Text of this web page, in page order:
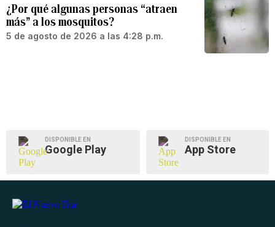
¿Por qué algunas personas “atraen
más” a los mosquitos?
5 de agosto de 2026 a las 4:28 p.m.
DISPONIBLE EN
Google Play
DISPONIBLE EN
App Store